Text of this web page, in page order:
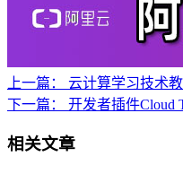
上一篇：
云计算学习技术
下一篇：
开发者插件Cloud
相关文章